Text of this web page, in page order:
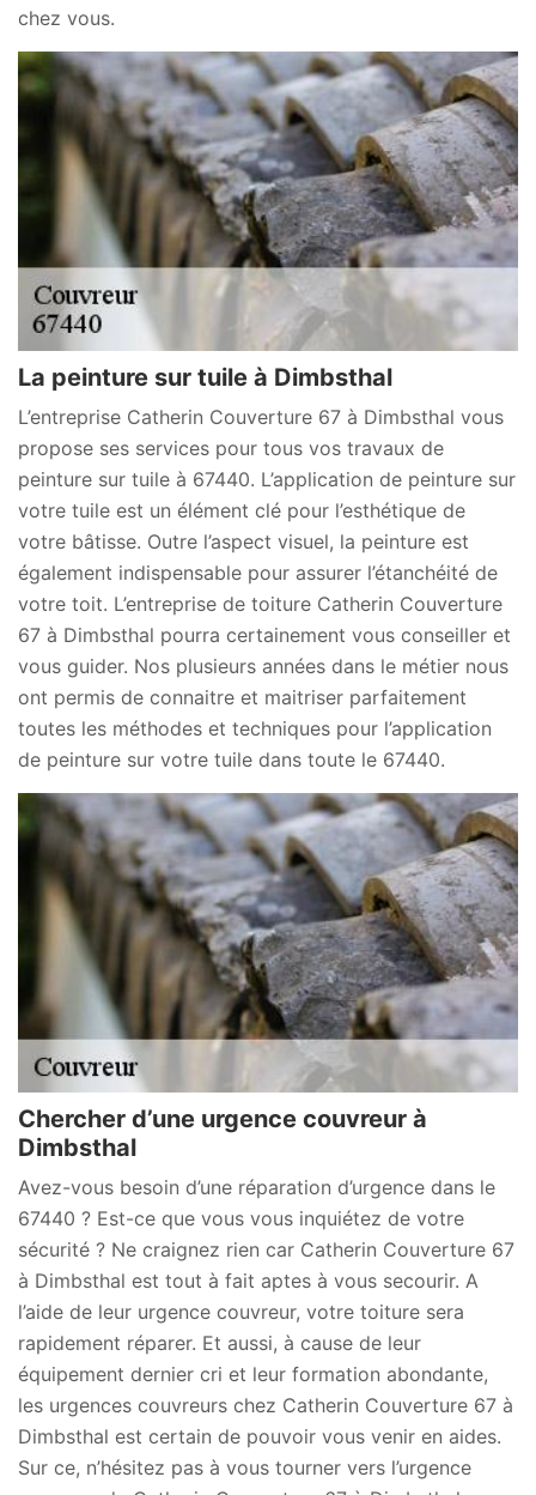
chez vous.
La peinture sur tuile à Dimbsthal
L’entreprise Catherin Couverture 67 à Dimbsthal vous
propose ses services pour tous vos travaux de
peinture sur tuile à 67440. L’application de peinture sur
votre tuile est un élément clé pour l’esthétique de
votre bâtisse. Outre l’aspect visuel, la peinture est
également indispensable pour assurer l’étanchéité de
votre toit. L’entreprise de toiture Catherin Couverture
67 à Dimbsthal pourra certainement vous conseiller et
vous guider. Nos plusieurs années dans le métier nous
ont permis de connaitre et maitriser parfaitement
toutes les méthodes et techniques pour l’application
de peinture sur votre tuile dans toute le 67440.
Chercher d’une urgence couvreur à
Dimbsthal
Avez-vous besoin d’une réparation d’urgence dans le
67440 ? Est-ce que vous vous inquiétez de votre
sécurité ? Ne craignez rien car Catherin Couverture 67
à Dimbsthal est tout à fait aptes à vous secourir. A
l’aide de leur urgence couvreur, votre toiture sera
rapidement réparer. Et aussi, à cause de leur
équipement dernier cri et leur formation abondante,
les urgences couvreurs chez Catherin Couverture 67 à
Dimbsthal est certain de pouvoir vous venir en aides.
Sur ce, n’hésitez pas à vous tourner vers l’urgence